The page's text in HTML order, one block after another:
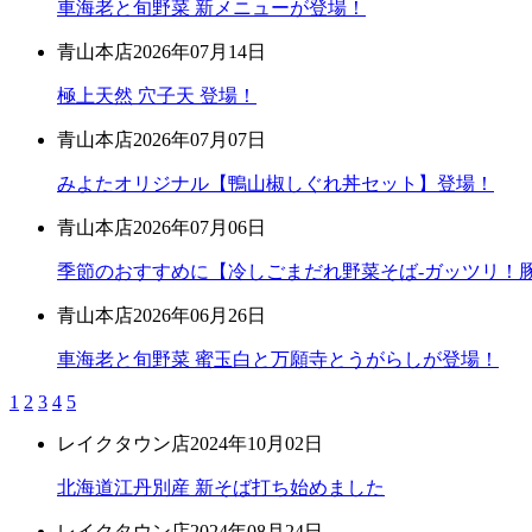
車海老と旬野菜 新メニューが登場！
青山本店2026年07月14日
極上天然 穴子天 登場！
青山本店2026年07月07日
みよたオリジナル【鴨山椒しぐれ丼セット】登場！
青山本店2026年07月06日
季節のおすすめに【冷しごまだれ野菜そば-ガッツリ！
青山本店2026年06月26日
車海老と旬野菜 蜜玉白と万願寺とうがらしが登場！
1 2 3 4 5
レイクタウン店2024年10月02日
北海道江丹別産 新そば打ち始めました